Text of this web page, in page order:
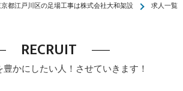
都江戸川区の足場工事は株式会社大和架設 求人一覧
RECRUIT
かにしたい人！させていきます！